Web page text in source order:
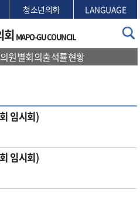
청소년의회 LANGUAGE
회 MAPO-GU COUNCIL
의원별회의출석률현황
임시회)
임시회)